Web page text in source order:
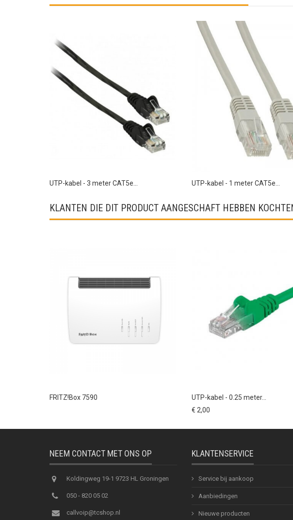
UTP-kabel - 3 meter CAT5e... UTP-kabel - 1 meter CAT5e...
KLANTEN DIE DIT PRODUCT AANGESCHAFT HEBBEN
FRITZ!Box 7590
UTP-kabel - 0.25 meter...
€ 2,00
NEEM CONTACT MET ONS OP
Koldingweg 19-1 9723 HL Groningen
050 - 820 05 02
callvoip@tcshop.nl
KLANTENSERVICE
Service bij aankoop
Aanbiedingen
Nieuwe producten